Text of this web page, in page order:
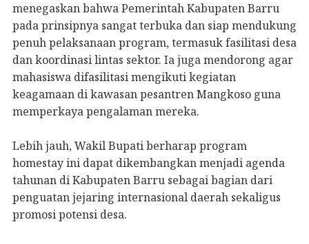
menegaskan bahwa Pemerintah Kabupaten Barru
pada prinsipnya sangat terbuka dan siap mendukung
penuh pelaksanaan program, termasuk fasilitasi desa
dan koordinasi lintas sektor. Ia juga mendorong agar
mahasiswa difasilitasi mengikuti kegiatan
keagamaan di kawasan pesantren Mangkoso guna
memperkaya pengalaman mereka.
Lebih jauh, Wakil Bupati berharap program
homestay ini dapat dikembangkan menjadi agenda
tahunan di Kabupaten Barru sebagai bagian dari
penguatan jejaring internasional daerah sekaligus
promosi potensi desa.